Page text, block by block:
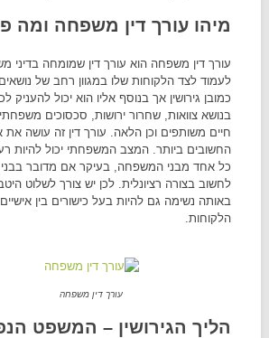
מיהו עורך דין משפחה ומה
עורך דין משפחה הוא עורך דין שמומחה בדיני
לעמוד לצד הלקוחות שלו במגוון רחב של
כמובן גירושין אך בנוסף אליו הוא יכול להעניק
בנושא צוואות, שחרור ירושות, סכסוכים
חיים משותפים וכן הלאה. עורך דין זה עושה
החשובים ביותר. המצב המשפחתי יכול להיות
כל אחד מבני המשפחה, בעיקר אם מדובר בבני
לחשוב בצורה רציונלית. לכן יש צורך לשלוט
באותה נשימה גם להיות בעל כישורים בין
הלקוחות.
עורך דין משפחה
הליך הגירושין – המשפט